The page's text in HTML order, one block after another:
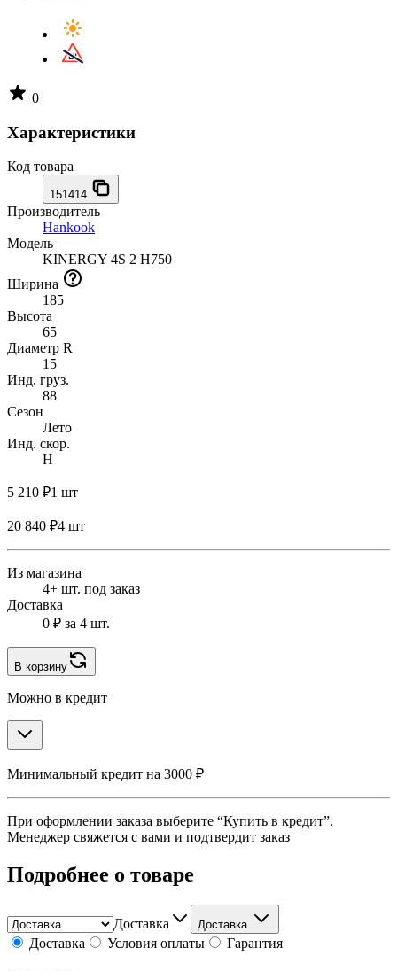
0
Характеристики
Код товара
151414
Производитель
Hankook
Модель
KINERGY 4S 2 H750
Ширина
185
Высота
65
Диаметр R
15
Инд. груз.
88
Сезон
Лето
Инд. скор.
H
5 210 ₽1 шт
20 840 ₽4 шт
Из магазина
4+ шт. под заказ
Доставка
0 ₽ за 4 шт.
В корзину
Можно в кредит
Минимальный кредит на 3000 ₽
При оформлении заказа выберите “Купить в кредит”.
Менеджер свяжется с вами и подтвердит заказ
Подробнее о товаре
Доставка Доставка
Доставка Условия оплаты Гарантия